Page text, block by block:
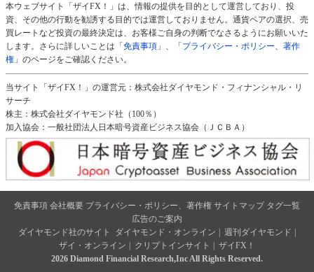
本ウェブサイト「ザイFX！」は、情報の提供を目的として運営しており、投
資、その他の行動を勧誘する目的では運営しておりません。通貨ペアの選択、売
買レートなど投資の最終決定は、お客様ご自身の判断でなさるようにお願いいた
します。さらに詳しいことは 「免責事項」 、
「プライバシー・ポリシー、著作
権」 のページをご確認ください。
当サイト「ザイFX！」の運営元：株式会社ダイヤモンド・フィナンシャル・リ
サーチ
株主：株式会社ダイヤモンド社（100％）
加入協会：一般社団法人日本暗号資産ビジネス協会（ＪＣＢＡ）
免責事項 会社概要 プライバシー・ポリシー、著作権 サイトマップ タグ一覧
広告のご案内
ダイヤモンド社のサイト
ダイヤモンド・オンライン 週刊ダイヤモンド
ザイ・オンライン
クリプトインサイト
ザイFX！
2026 Diamond Financial Research,Inc All Rights Reserved.